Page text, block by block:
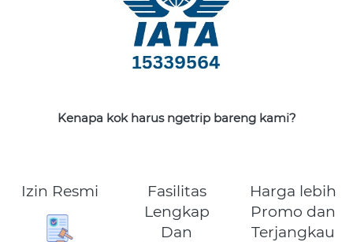
Kenapa kok harus ngetrip bareng kami?
Izin Resmi
Fasilitas
Lengkap
Dan
Harga lebih
Promo dan
Terjangkau